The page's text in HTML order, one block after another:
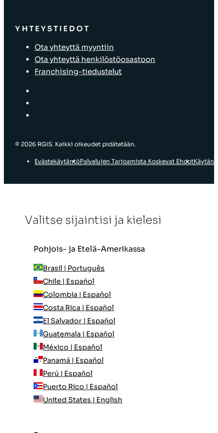
YHTEYSTIEDOT
Ota yhteyttä myyntiin
Ota yhteyttä henkilöstöosastoon
Franchising-tiedustelut
© 2026 RGIS. Kaikki oikeudet pidätetään.
EvästekäytäntöPalvelujen Tarjoamista Koskevat Ehdot
Valitse sijaintisi ja kielesi
Pohjois- ja Etelä-Amerikassa
Brasil | Português
Chile | Español
Colombia | Español
Costa Rica | Español
El Salvador | Español
Guatemala | Español
México | Español
Panamá | Español
Perú | Español
Puerto Rico | Español
United States | English